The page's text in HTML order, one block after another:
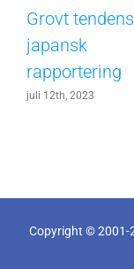
Grovt
japansk
rapportering
juli 12th, 2023
Copyright © 2001-